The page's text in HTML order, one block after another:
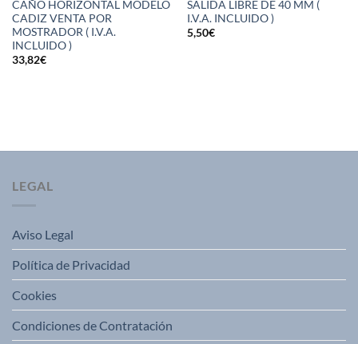
CAÑO HORIZONTAL MODELO
CADIZ VENTA POR
MOSTRADOR ( I.V.A.
INCLUIDO )
33,82€
SALIDA LIBRE DE 40 MM (
I.V.A. INCLUIDO )
5,50€
LEGAL
Aviso Legal
Política de Privacidad
Cookies
Condiciones de Contratación